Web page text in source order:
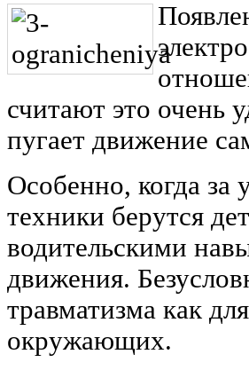
считают это очень
пугает движение
Особенно, когда за
техники берутся
водительскими
движения.
травматизма как
окружающих.